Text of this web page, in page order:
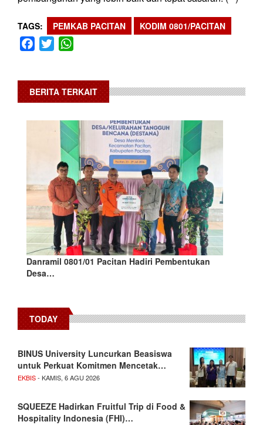
TAGS PEMKAB PACITAN KODIM 0801/PACITAN
Facebook
Twitter
BERITA TERKAIT
Danramil 0801/01 Pacitan Hadiri Pembentukan
Desa…
TODAY
BINUS University Luncurkan Beasiswa
untuk Perkuat Komitmen Mencetak…
EKBIS- KAMIS, 6 AGU 2026
SQUEEZE Hadirkan Fruitful Trip di Food &
Hospitality Indonesia (FHI)…